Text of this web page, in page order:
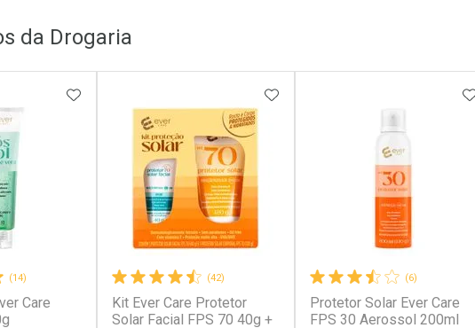
Laboratório
Ativar Desconto
Por Menos
Ativar Desconto
da Drogaria
(14)
Care
ADICIONAR AOS FAVORITOS
(42)
Kit Ever Care Protetor
Solar Facial FPS 70 40g +
ADICIONAR AOS FAVORITOS
(6)
Protetor Solar Ever Care
FPS 30 Aerossol 200ml